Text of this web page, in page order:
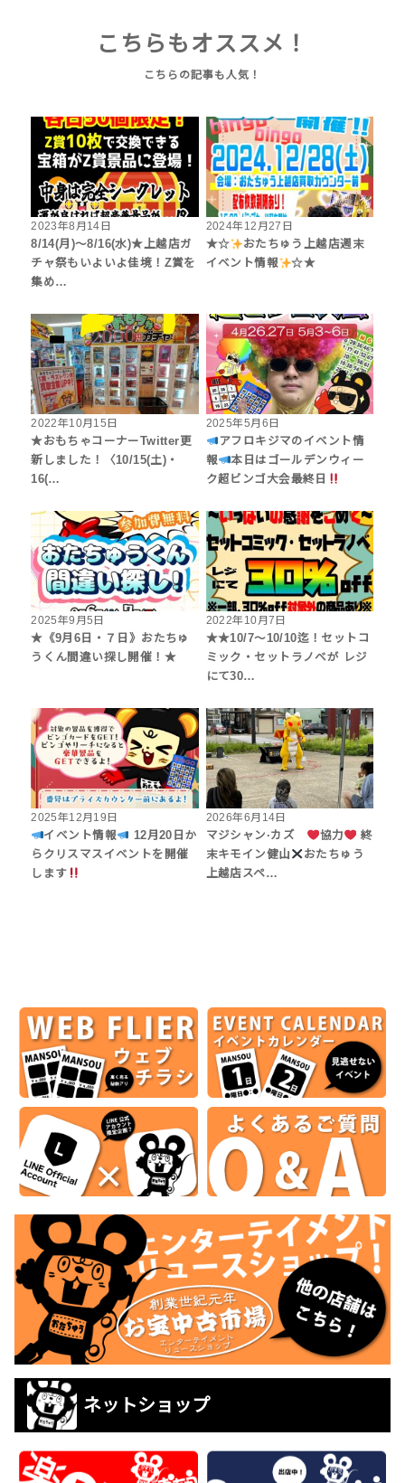
こちらもオススメ！
2023年8月14日
8/14(月)〜8/16(水)★上越店ガ
チャ祭もいよいよ佳境！Z賞を
集め…
2024年12月27日
★☆
おたちゅう上越店週末
イベント情報
☆★
2022年10月15日
★おもちゃコーナーTwitter更
新しました！〈10/15(土)・
16(…
2025年5月6日
アフロキジマのイベント情
報
本日はゴールデンウィー
ク超ビンゴ大会最終日
2025年9月5日
★《9月6日・７日》おたちゅ
うくん間違い探し開催！★
2022年10月7日
★★10/7～10/10迄！セットコ
ミック・セットラノベが レジ
にて30…
2025年12月19日
イベント情報
12月20日か
らクリスマスイベントを開催
します
2026年6月14日
マジシャン·カズ
協力
終
末キモイン健山
おたちゅう
上越店スペ…
ネットショップ